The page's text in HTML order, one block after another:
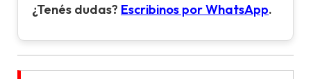
¿Tenés dudas? Escribinos por WhatsApp.